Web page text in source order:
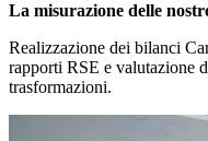
La misurazione delle
Realizzazione dei bilanci
rapporti RSE e valutazione
trasformazioni.